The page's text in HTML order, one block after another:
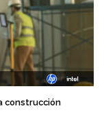
construcción